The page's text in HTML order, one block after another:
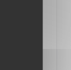
se
véritable